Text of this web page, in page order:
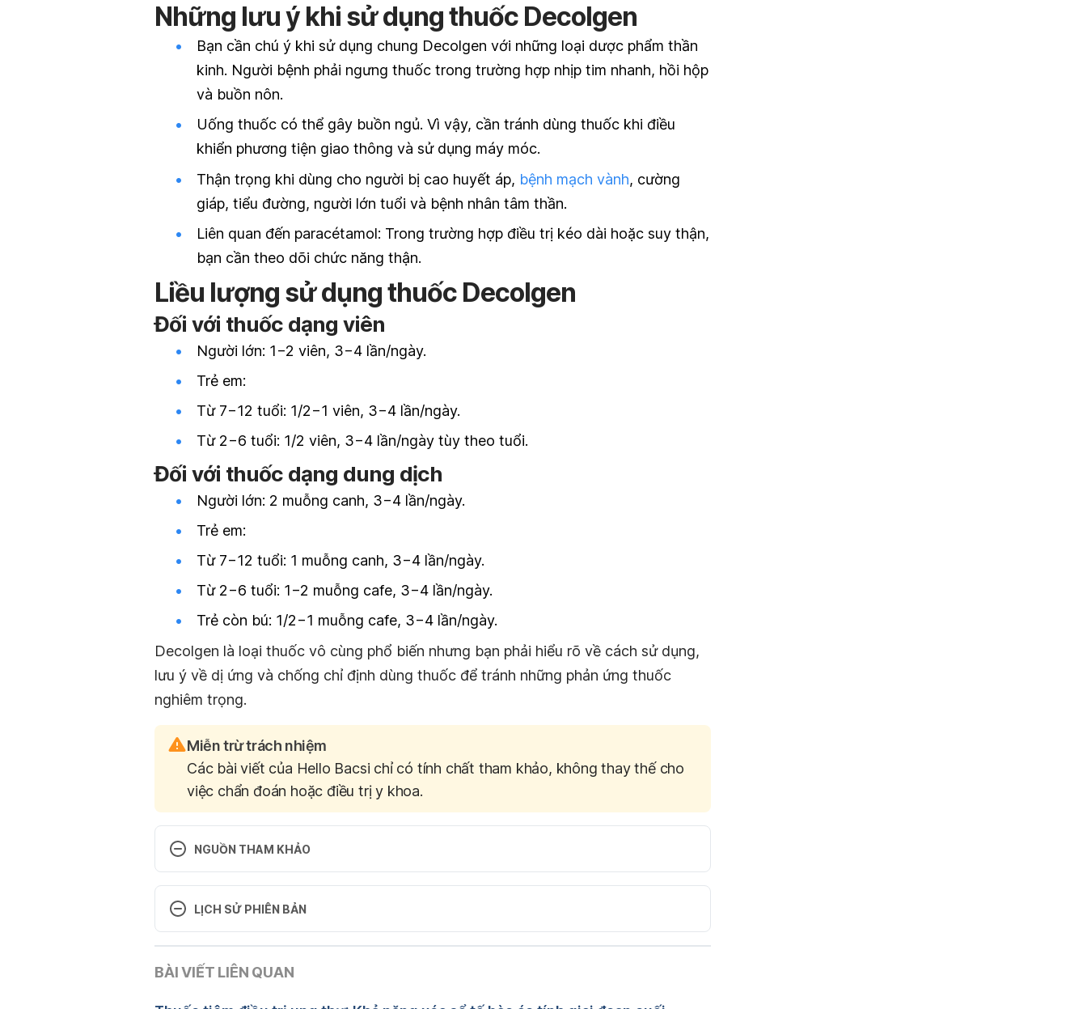
Những lưu ý khi sử dụng thuốc Decolgen
Bạn cần chú ý khi sử dụng chung Decolgen với những loại dược phẩm thần
kinh. Người bệnh phải ngưng thuốc trong trường hợp nhịp tim nhanh, hồi hộp
và buồn nôn.
Uống thuốc có thể gây buồn ngủ. Vì vậy, cần tránh dùng thuốc khi điều
khiển phương tiện giao thông và sử dụng máy móc.
Thận trọng khi dùng cho người bị cao huyết áp, bệnh mạch vành, cường
giáp, tiểu đường, người lớn tuổi và bệnh nhân tâm thần.
Liên quan đến paracétamol: Trong trường hợp điều trị kéo dài hoặc suy thận,
bạn cần theo dõi chức năng thận.
Liều lượng sử dụng thuốc Decolgen
Đối với thuốc dạng viên
Người lớn: 1−2 viên, 3−4 lần/ngày.
Trẻ em:
Từ 7−12 tuổi: 1/2−1 viên, 3−4 lần/ngày.
Từ 2−6 tuổi: 1/2 viên, 3−4 lần/ngày tùy theo tuổi.
Đối với thuốc dạng dung dịch
Người lớn: 2 muỗng canh, 3−4 lần/ngày.
Trẻ em:
Từ 7−12 tuổi: 1 muỗng canh, 3−4 lần/ngày.
Từ 2−6 tuổi: 1−2 muỗng cafe, 3−4 lần/ngày.
Trẻ còn bú: 1/2−1 muỗng cafe, 3−4 lần/ngày.
Decolgen là loại thuốc vô cùng phổ biến nhưng bạn phải hiểu rõ về cách sử dụng,
lưu ý về dị ứng và chống chỉ định dùng thuốc để tránh những phản ứng thuốc
nghiêm trọng.
Miễn trừ trách nhiệm
Các bài viết của Hello Bacsi chỉ có tính chất tham khảo, không thay thế cho
việc chẩn đoán hoặc điều trị y khoa.
NGUỒN THAM KHẢO
20/4/2017
hedrine%20hydrochloride. Ngày truy cập: 20/4/2017
LỊCH SỬ PHIÊN BẢN
16/03/2020
BÀI VIẾT LIÊN QUAN